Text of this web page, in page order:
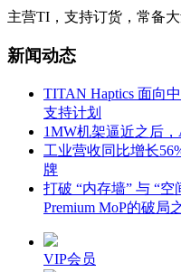
主营TI，支持订货，常备
新闻动态
TITAN Haptics 面向
支持计划
1MW机架逼近之后
工业营收同比增长
牌
打破 “内存墙” 与 “
Premium MoP的破局
VIP会员